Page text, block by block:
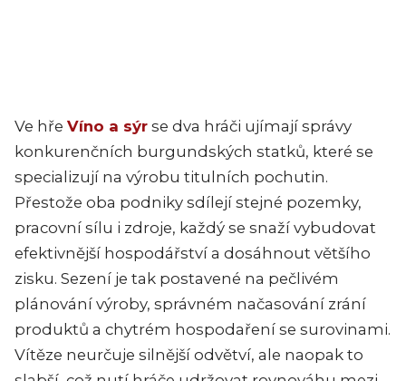
Ve hře Víno a sýr se dva hráči ujímají správy
konkurenčních burgundských statků, které se
specializují na výrobu titulních pochutin.
Přestože oba podniky sdílejí stejné pozemky,
pracovní sílu i zdroje, každý se snaží vybudovat
efektivnější hospodářství a dosáhnout většího
zisku. Sezení je tak postavené na pečlivém
plánování výroby, správném načasování zrání
produktů a chytrém hospodaření se surovinami.
Vítěze neurčuje silnější odvětví, ale naopak to